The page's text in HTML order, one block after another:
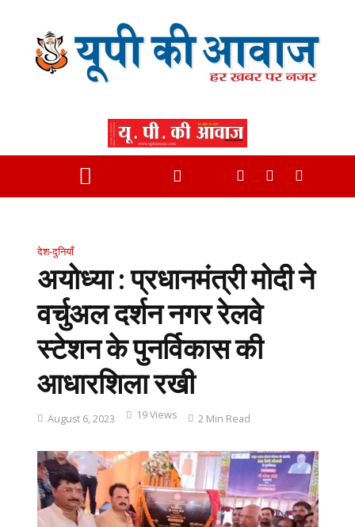
देश-दुनियाँ
अयोध्या : प्रधानमंत्री मोदी ने
वर्चुअल दर्शन नगर रेलवे
स्टेशन के पुनर्विकास की
आधारशिला रखी
August 6, 2023 19 Views 2 Min Read